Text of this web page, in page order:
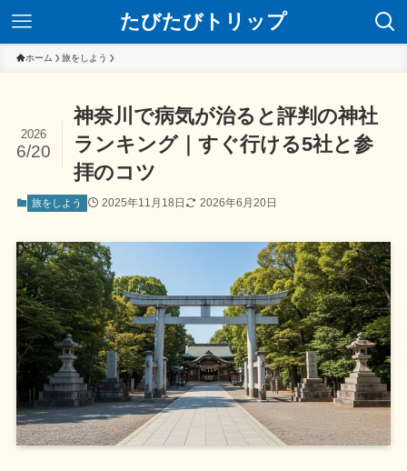
たびたびトリップ
ホーム 旅をしよう
神奈川で病気が治ると評判の神社
ランキング｜すぐ行ける5社と参
拝のコツ
2026
6/20
旅をしよう 2025年11月18日 2026年6月20日